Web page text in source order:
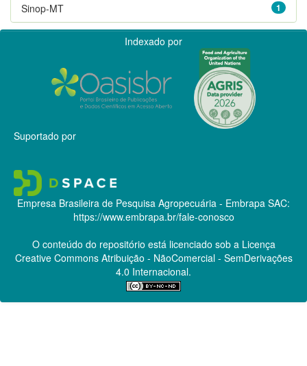
1
Sinop-MT
Indexado por
Suportado por
Empresa Brasileira de Pesquisa Agropecuária - Embrapa SAC:
https://www.embrapa.br/fale-conosco
O conteúdo do repositório está licenciado sob a Licença
Creative CommonsAtribuição - NãoComercial - SemDerivações
4.0 Internacional.